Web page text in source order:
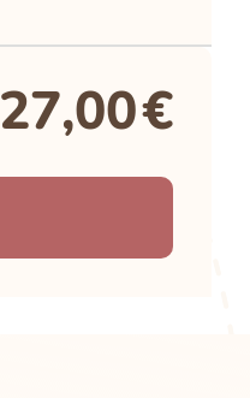
27,00€